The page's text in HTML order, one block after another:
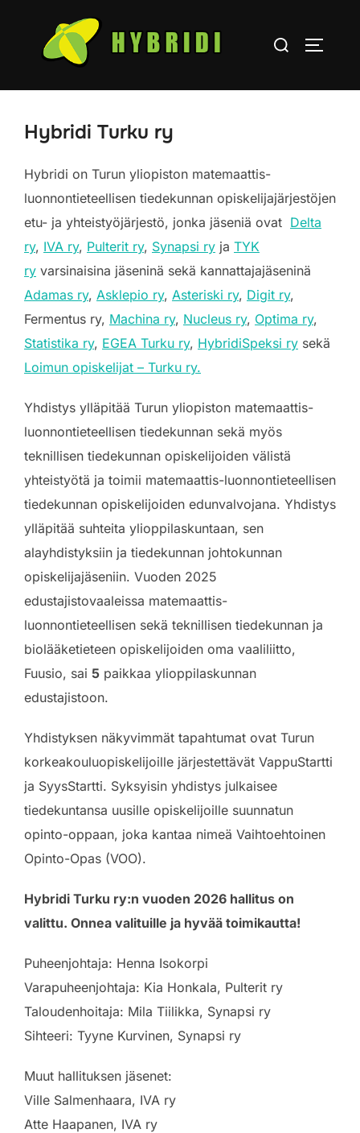
content
Search
Hybridi Turku ry
Hybridi on Turun yliopiston matemaattis-
luonnontieteellisen tiedekunnan opiskelijajärjestöjen
etu- ja yhteistyöjärjestö, jonka jäseniä ovat Delta
ry, IVA ry, Pulterit ry, Synapsi ry ja TYK
ry varsinaisina jäseninä sekä kannattajajäseninä
Adamas ry, Asklepio ry, Asteriski ry, Digit ry,
Fermentus ry, Machina ry, Nucleus ry, Optima ry,
Statistika ry, EGEA Turku ry, HybridiSpeksi ry sekä
Loimun opiskelijat – Turku ry.
Yhdistys ylläpitää Turun yliopiston matemaattis-
luonnontieteellisen tiedekunnan sekä myös
teknillisen tiedekunnan opiskelijoiden välistä
yhteistyötä ja toimii matemaattis-luonnontieteellisen
tiedekunnan opiskelijoiden edunvalvojana. Yhdistys
ylläpitää suhteita ylioppilaskuntaan, sen
alayhdistyksiin ja tiedekunnan johtokunnan
opiskelijajäseniin. Vuoden 2025
edustajistovaaleissa matemaattis-
luonnontieteellisen sekä teknillisen tiedekunnan ja
biolääketieteen opiskelijoiden oma vaaliliitto,
Fuusio, sai 5 paikkaa ylioppilaskunnan
edustajistoon.
Yhdistyksen näkyvimmät tapahtumat ovat Turun
korkeakouluopiskelijoille järjestettävät VappuStartti
ja SyysStartti. Syksyisin yhdistys julkaisee
tiedekuntansa uusille opiskelijoille suunnatun
opinto-oppaan, joka kantaa nimeä Vaihtoehtoinen
Opinto-Opas (VOO).
Hybridi Turku ry:n vuoden 2026 hallitus on
valittu. Onnea valituille ja hyvää toimikautta!
Puheenjohtaja: Henna Isokorpi
Varapuheenjohtaja: Kia Honkala, Pulterit ry
Taloudenhoitaja: Mila Tiilikka, Synapsi ry
Sihteeri: Tyyne Kurvinen, Synapsi ry
Muut hallituksen jäsenet:
Ville Salmenhaara, IVA ry
Atte Haapanen, IVA ry